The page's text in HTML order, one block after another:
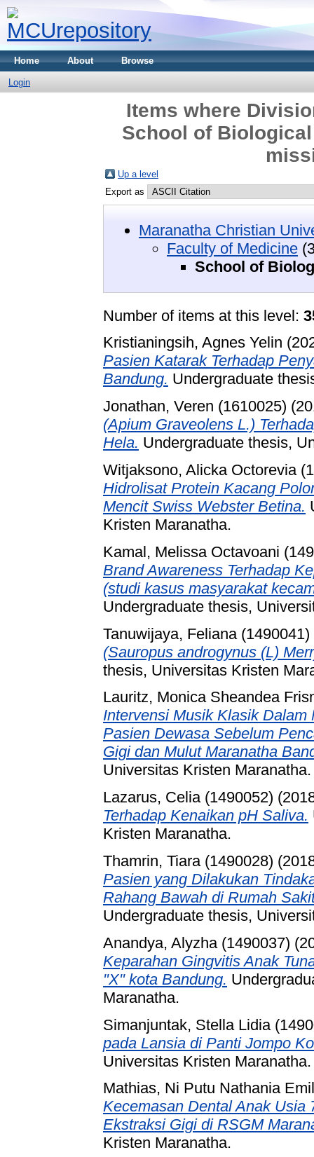
Home About Browse
Login
Items where
School of
Up a level
Export as
Maranatha Christian
Faculty of Medicine
School of
Number of items at this level:
Kristianingsih, Agnes Yelin
Pasien Katarak Terhadap
Bandung. Undergraduate
Jonathan, Veren (1610025)
(Apium Graveolens L.)
Hela. Undergraduate thesis,
Witjaksono, Alicka Octorevia
Hidrolisat Protein Kacang
Mencit Swiss Webster Betina.
Kristen Maranatha.
Kamal, Melissa Octavoani
Brand Awareness Terhadap
(studi kasus masyarakat
Undergraduate thesis,
Tanuwijaya, Feliana (1490041)
(Sauropus androgynus (L)
thesis, Universitas Kristen
Lauritz, Monica Sheandea
Intervensi Musik Klasik
Pasien Dewasa Sebelum
Gigi dan Mulut Maranatha
Universitas Kristen Maranatha.
Lazarus, Celia (1490052)
Terhadap Kenaikan pH Saliva.
Kristen Maranatha.
Thamrin, Tiara (1490028)
Pasien yang Dilakukan
Rahang Bawah di Rumah
Undergraduate thesis,
Anandya, Alyzha (1490037)
Keparahan Gingvitis Anak
"X" kota Bandung.
Maranatha.
Simanjuntak, Stella Lidia
pada Lansia di Panti Jompo
Universitas Kristen Maranatha.
Mathias, Ni Putu Nathania
Kecemasan Dental Anak Usia
Ekstraksi Gigi di RSGM
Kristen Maranatha.